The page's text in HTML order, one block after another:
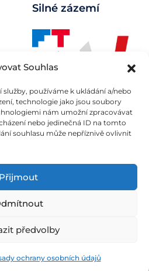
Souhlas
používáme k ukládání a/nebo
technologie jako jsou soubory
nám umožní zpracovávat
nebo jedinečná ID na tomto
souhlasu může nepříznivě ovlivnit
Přijmout
předvolby
ochrany osobních údajů
Silné zázemí
00 Brno
určeny výhradně ke studijním
neslouží v žádném případě coby
Více informací naleznete